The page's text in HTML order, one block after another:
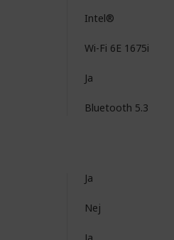
Intel®
Wi-Fi 6E 1675i
Ja
Bluetooth 5.3
Ja
Nej